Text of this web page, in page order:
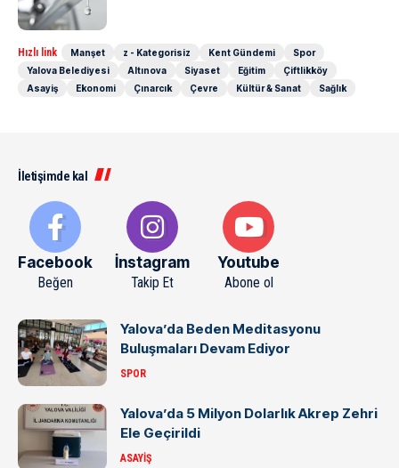
Hızlı link Manşet z - Kategorisiz Kent Gündemi
Spor
Yalova Belediyesi
Altınova Siyaset Eğitim
Çiftlikköy
Asayiş
Ekonomi Çınarcık Çevre Kültür & Sanat Sağlık
İletişimde kal
Facebook
Beğen
İnstagram
Takip Et
Youtube
Abone ol
Yalova’da Beden Meditasyonu
Buluşmaları Devam Ediyor
SPOR
Yalova’da 5 Milyon Dolarlık Akrep Zehri
Ele Geçirildi
ASAYIŞ